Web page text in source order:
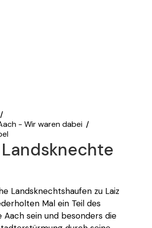
- Wir waren dabei
Landsknechtshaufen zu Laiz
Mal ein Teil des
sein und besonders die